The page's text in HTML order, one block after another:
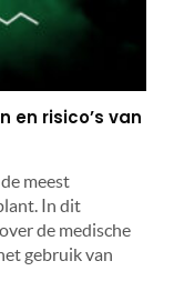
en risico’s van
meest
In dit
de medische
gebruik van